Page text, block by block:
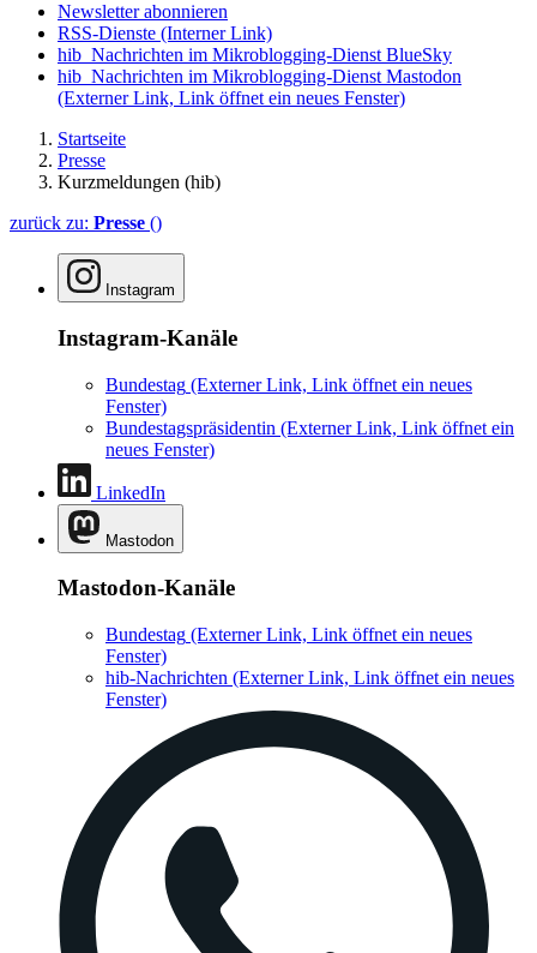
Newsletter abonnieren
RSS-Dienste (Interner Link)
hib_Nachrichten im Mikroblogging-Dienst BlueSky
hib_Nachrichten im Mikroblogging-Dienst Mastodon
(Externer Link, Link öffnet ein neues Fenster)
Startseite
Presse
Kurzmeldungen (hib)
zurück zu: Presse ()
Instagram
Instagram-Kanäle
Bundestag (Externer Link, Link öffnet ein neues
Fenster)
Bundestagspräsidentin (Externer Link, Link öffnet ein
neues Fenster)
LinkedIn
Mastodon
Mastodon-Kanäle
Bundestag (Externer Link, Link öffnet ein neues
Fenster)
hib-Nachrichten (Externer Link, Link öffnet ein neues
Fenster)